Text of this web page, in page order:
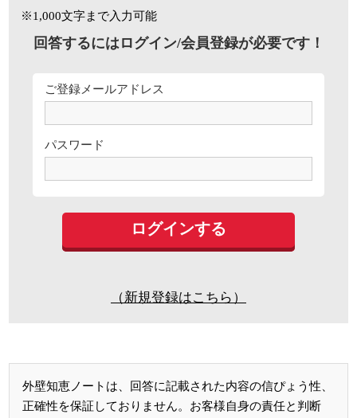
※1,000文字まで入力可能
回答するにはログイン/会員登録が必要です！
ご登録メールアドレス
パスワード
（新規登録はこちら）
外壁知恵ノートは、回答に記載された内容の信ぴょう性、
正確性を保証しておりません。お客様自身の責任と判断